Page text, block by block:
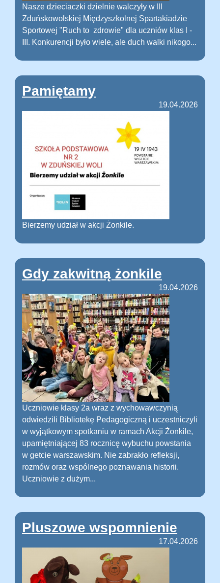
Nasze dzieciaczki dzielnie walczyły w III
Zduńskowolskiej Międzyszkolnej Spartakiadzie
Sportowej "Ruch to zdrowie" dla uczniów klas I -
III. Konkurencji było wiele, ale duch walki nikogo...
Pamiętamy
19.04.2026
Bierzemy udział w akcji Żonkile.
Gdy zakwitną żonkile
19.04.2026
Uczniowie klasy 2a wraz z wychowawczynią
odwiedzili Bibliotekę Pedagogiczną i uczestniczyli
w wyjątkowym spotkaniu w ramach Akcji Żonkile,
upamiętniającej 83 rocznicę wybuchu powstania
w getcie warszawskim. Nie zabrakło refleksji,
rozmów oraz wspólnego poznawania historii.
Uczniowie z dużym...
Pluszowe wspomnienie
17.04.2026